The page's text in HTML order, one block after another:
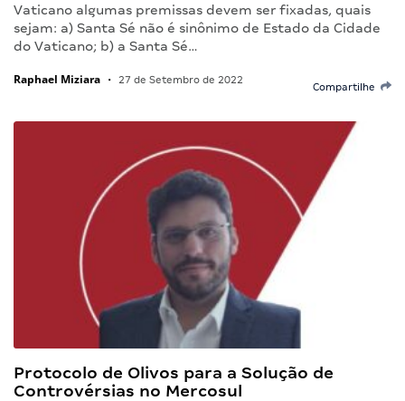
Vaticano algumas premissas devem ser fixadas, quais
sejam: a) Santa Sé não é sinônimo de Estado da Cidade
do Vaticano; b) a Santa Sé…
Raphael Miziara • 27 de Setembro de 2022
Compartilhe
Protocolo de Olivos para a Solução de
Controvérsias no Mercosul